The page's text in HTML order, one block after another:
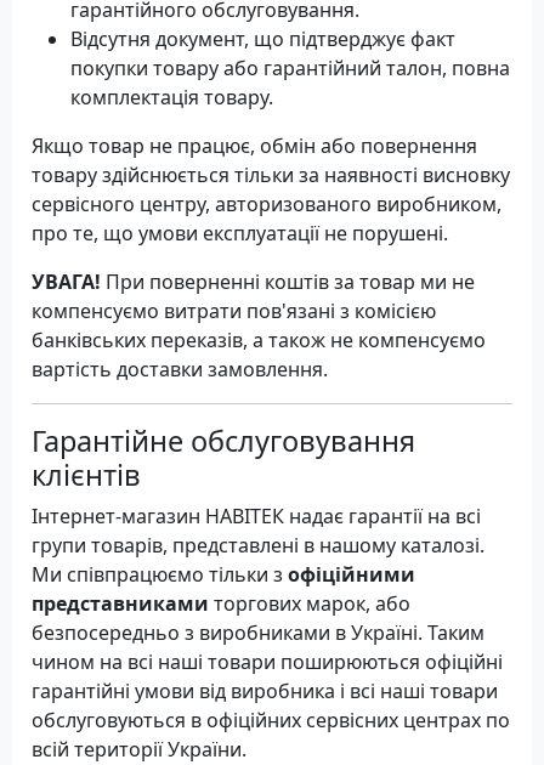
гарантійного обслуговування.
Відсутня документ, що підтверджує факт
покупки товару або гарантійний талон, повна
комплектація товару.
Якщо товар не працює, обмін або повернення
товару здійснюється тільки за наявності висновку
сервісного центру, авторизованого виробником,
про те, що умови експлуатації не порушені.
УВАГА! При поверненні коштів за товар ми не
компенсуємо витрати пов'язані з комісією
банківських переказів, а також не компенсуємо
вартість доставки замовлення.
Гарантійне обслуговування
клієнтів
Інтернет-магазин НАВІТЕК надає гарантії на всі
групи товарів, представлені в нашому каталозі.
Ми співпрацюємо тільки з офіційними
представниками торгових марок, або
безпосередньо з виробниками в Україні. Таким
чином на всі наші товари поширюються офіційні
гарантійні умови від виробника і всі наші товари
обслуговуються в офіційних сервісних центрах по
всій території України.